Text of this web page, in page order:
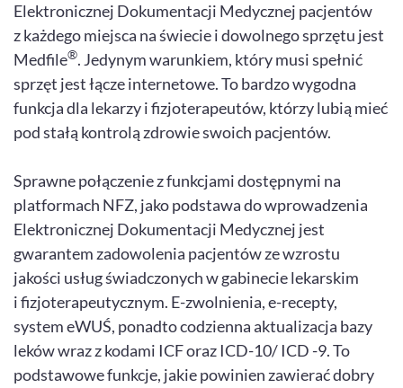
Elektronicznej Dokumentacji Medycznej pacjentów
z każdego miejsca na świecie i dowolnego sprzętu jest
Medfile®. Jedynym warunkiem, który musi spełnić
sprzęt jest łącze internetowe. To bardzo wygodna
funkcja dla lekarzy i fizjoterapeutów, którzy lubią mieć
pod stałą kontrolą zdrowie swoich pacjentów.
Sprawne połączenie z funkcjami dostępnymi na
platformach NFZ, jako podstawa do wprowadzenia
Elektronicznej Dokumentacji Medycznej jest
gwarantem zadowolenia pacjentów ze wzrostu
jakości usług świadczonych w gabinecie lekarskim
i fizjoterapeutycznym. E-zwolnienia, e-recepty,
system eWUŚ, ponadto codzienna aktualizacja bazy
leków wraz z kodami ICF oraz ICD-10/ ICD -9. To
podstawowe funkcje, jakie powinien zawierać dobry